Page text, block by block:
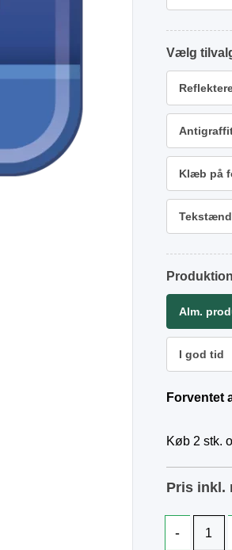
Klæb på
Alm.
I god tid
Forventet
Køb 2 stk.
Pris inkl.